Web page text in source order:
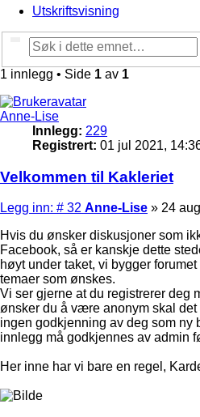
Utskriftsvisning
Avansert søk
1 innlegg • Side 1 av 1
Anne-Lise
Innlegg: 229
Registrert: 01 jul 2021,
Velkommen til Kakleriet
Legg inn: # 32 Legg
Anne-Lise » 24
Hvis du ønsker diskusjoner som
Facebook, så er kanskje dette
høyt under taket, vi bygger
temaer som ønskes.
Vi ser gjerne at du registrerer deg
ønsker du å være anonym skal
ingen godkjenning av deg som ny
innlegg må godkjennes av admin
Her inne har vi bare en regel,